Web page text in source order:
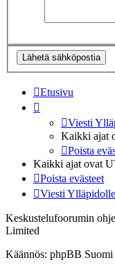
Etusivu
Viesti
Kaikki ajat
Poista
Kaikki ajat ovat
Poista evästeet
Viesti Ylläpidolle
Keskustelufoorumin
Limited
Käännös: phpBB